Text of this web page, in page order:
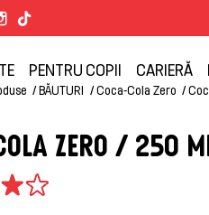
PENTRU COPII CARIERĂ
BĂUTURI Coca-Cola Zero
ZERO / 250